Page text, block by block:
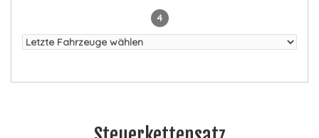
4